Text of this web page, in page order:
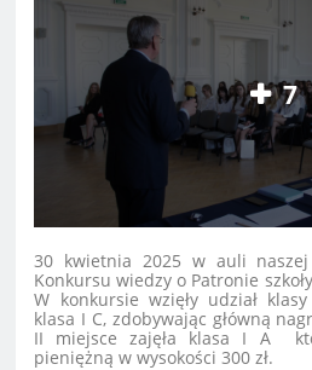
7
30 kwietnia 2025 w auli naszej
Konkursu wiedzy o Patronie
W konkursie wzięły udział
klasa I C, zdobywając główną
II miejsce zajęła klasa I A
pieniężną w wysokości 300 zł.